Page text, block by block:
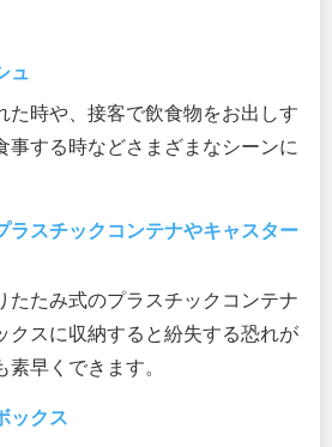
ュ
た時や、接客で飲食物をお出しす
事する時などさまざまなシーンに
ラスチックコンテナやキャスター
たたみ式のプラスチックコンテナ
クスに収納すると紛失する恐れが
早くできます。
ックス